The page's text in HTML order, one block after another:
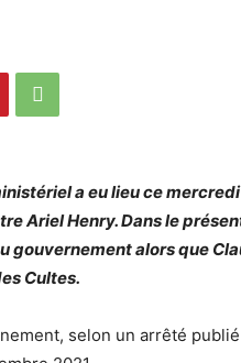
a eu lieu ce
Ariel Henry. Dans le
gouvernement alors que
Cultes.
selon un arrêté